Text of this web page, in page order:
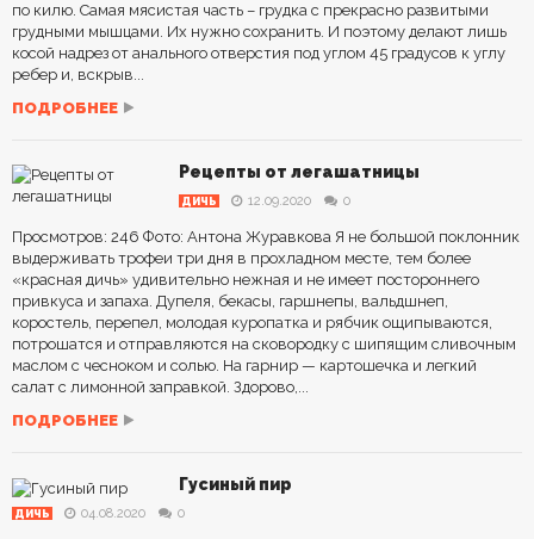
по килю. Самая мясистая часть – грудка с прекрасно развитыми
грудными мышцами. Их нужно сохранить. И поэтому делают лишь
косой надрез от анального отверстия под углом 45 градусов к углу
ребер и, вскрыв...
ПОДРОБНЕЕ
Рецепты от легашатницы
ДИЧЬ 12.09.2020 0
Просмотров: 246 Фото: Антона Журавкова Я не большой поклонник
выдерживать трофеи три дня в прохладном месте, тем более
«красная дичь» удивительно нежная и не имеет постороннего
привкуса и запаха. Дупеля, бекасы, гаршнепы, вальдшнеп,
коростель, перепел, молодая куропатка и рябчик ощипываются,
потрошатся и отправляются на сковородку с шипящим сливочным
маслом с чесноком и солью. На гарнир — картошечка и легкий
салат с лимонной заправкой. Здорово,...
ПОДРОБНЕЕ
Гусиный пир
ДИЧЬ 04.08.2020 0